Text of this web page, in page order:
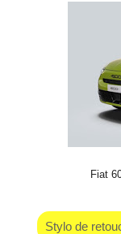
Fiat
Stylo de